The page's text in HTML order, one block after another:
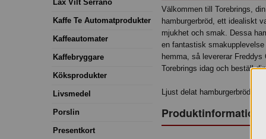
Lax Vilt Serrano
Kaffe Te Automatprodukter
Kaffeautomater
Kaffebryggare
Köksprodukter
Livsmedel
Porslin
Presentkort
Välkommen till Torebrings,
hamburgerbröd, ett idealiskt
mjukhet och smak. Dessa
en fantastisk
hemma, så levererar
Torebrings idag och beställ
Ljust delat hamburgerbröd 96
Produktinformation